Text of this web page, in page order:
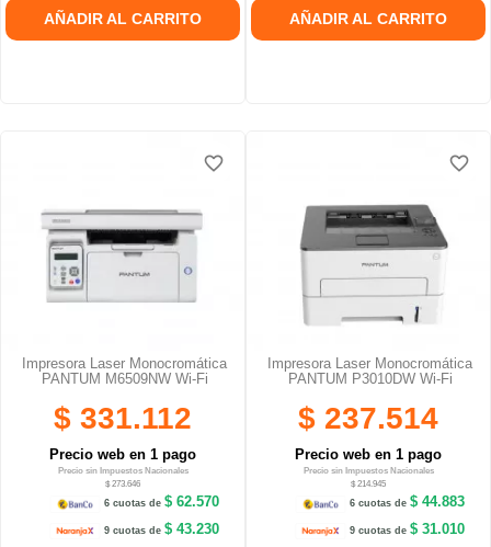
AÑADIR AL CARRITO AÑADIR AL CARRITO
Impresora Laser Monocromática
PANTUM M6509NW Wi-Fi
$ 331.112
Precio web en 1 pago
Precio sin Impuestos Nacionales
$ 273.646
6 cuotas de$ 62.570
9 cuotas de$ 43.230
favorite_border
favorite_border
Impresora Laser Monocromática
PANTUM P3010DW Wi-Fi
$ 237.514
Precio web en 1 pago
Precio sin Impuestos Nacionales
$ 214.945
6 cuotas de$ 44.883
9 cuotas de$ 31.010
favorite_border
favorite_border